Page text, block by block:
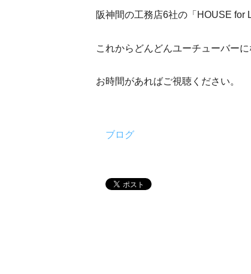
阪神間の工務店6社の「HOUSE for
これからどんどんユーチューバー
お時間があればご視聴ください。
ブログ